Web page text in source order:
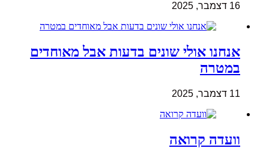
16 דצמבר, 2025
אנחנו אולי שונים בדעות אבל מאוחדים
במטרה
11 דצמבר, 2025
וועדה קרואה